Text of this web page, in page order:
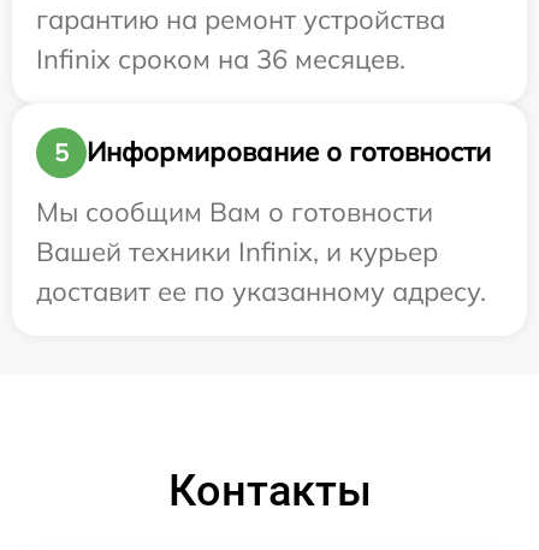
гарантию на ремонт устройства
Infinix сроком на 36 месяцев.
5
Информирование о готовности
Мы сообщим Вам о готовности
Вашей техники Infinix, и курьер
доставит ее по указанному адресу.
Контакты